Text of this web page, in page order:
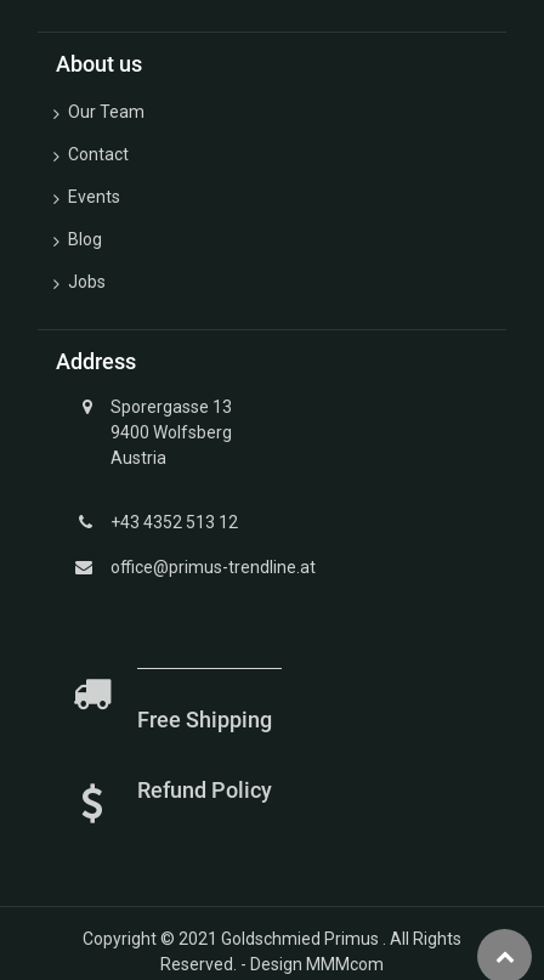
Free Shipping
Refund Policy
About us
Our Team
Contact
Events
Blog
Jobs
Address
Sporergasse 13
9400 Wolfsberg
Austria
+43 4352 513 12
office@primus-trendline.at
Copyright © 2021 Goldschmied Primus
. All Rights
Reserved. - Design MMMcom